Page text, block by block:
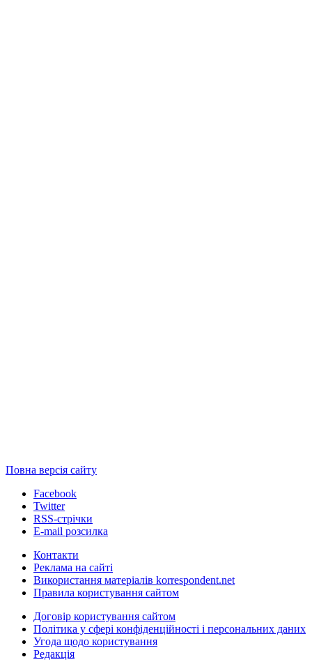
Повна версія сайту
Facebook
Twitter
RSS-стрічки
E-mail розсилка
Контакти
Реклама на сайті
Використання матеріалів korrespondent.net
Правила користування сайтом
Договір користування сайтом
Політика у сфері конфіденційності і персональних даних
Угода щодо користування
Редакція